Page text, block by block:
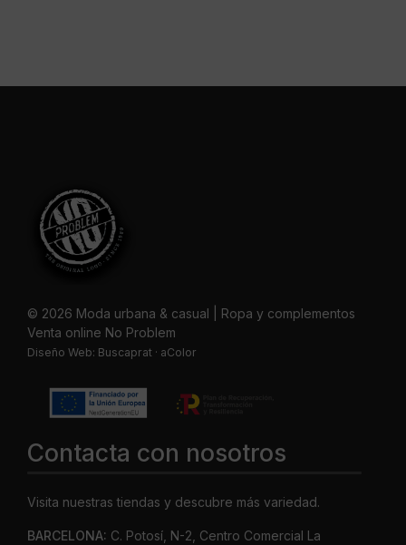
© 2026 Moda urbana & casual | Ropa y complementos
Venta online No Problem
Diseño Web: Buscaprat · aColor
Contacta con nosotros
Visita nuestras tiendas y descubre más variedad.
BARCELONA: C. Potosí, N-2, Centro Comercial La